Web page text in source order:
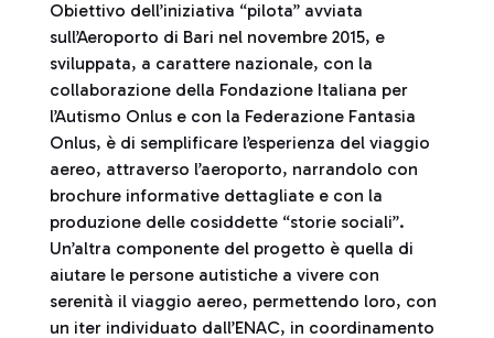
Obiettivo dell’iniziativa “pilota” avviata
sull’Aeroporto di Bari nel novembre 2015, e
sviluppata, a carattere nazionale, con la
collaborazione della Fondazione Italiana per
l’Autismo Onlus e con la Federazione Fantasia
Onlus, è di semplificare l’esperienza del viaggio
aereo, attraverso l’aeroporto, narrandolo con
brochure informative dettagliate e con la
produzione delle cosiddette “storie sociali”.
Un’altra componente del progetto è quella di
aiutare le persone autistiche a vivere con
serenità il viaggio aereo, permettendo loro, con
un iter individuato dall’ENAC, in coordinamento